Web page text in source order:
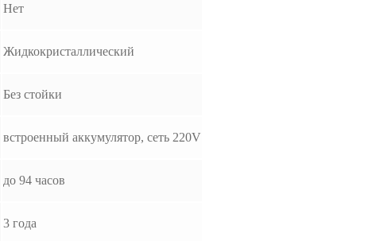
Нет
Жидкокристаллический
Без стойки
встроенный аккумулятор, сеть 220V
до 94 часов
3 года